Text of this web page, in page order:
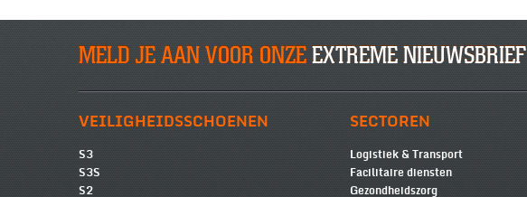
MELD JE AAN VOOR ONZEEXTREME NIEUWSBRIEF
VEILIGHEIDSSCHOENEN
S3
S3S
S2
SECTOREN
Logistiek & Transport
Facilitaire diensten
Gezondheidszorg